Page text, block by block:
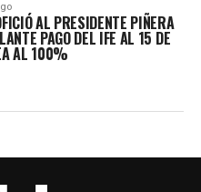
AL PRESIDENTE PIÑERA
PAGO DEL IFE AL 15 DE
AL 100%